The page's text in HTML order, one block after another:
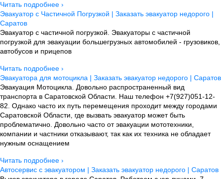
Читать подробнее ›
Эвакуатор с Частичной Погрузкой | Заказать эвакуатор недорого |
Саратов
Эвакуатор с частичной погрузкой. Эвакуаторы с частичной
погрузкой для эвакуации большегрузных автомобилей - грузовиков,
автобусов и прицепов
Читать подробнее ›
Эвакуатора для мотоцикла | Заказать эвакуатор недорого | Саратов
Эвакуация Мотоцикла. Довольно распространенный вид
транспорта в Саратовской Области. Наш телефон +7(927)051-12-
82. Однако часто их путь перемещения проходит между городами
Саратовской Области, где вызвать эвакуатор может быть
проблематично. Довольно часто от эвакуации мототехники,
компании и частники отказывают, так как их техника не обладает
нужным оснащением
Читать подробнее ›
Автосервис с эвакуатором | Заказать эвакуатор недорого | Саратов